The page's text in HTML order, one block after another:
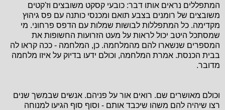
המתפללים נראים אותו דבר: כובעי קסקט משובצים וז'קטים
משובצים של רומנים בצבע תואם ומכנסי כותנה עם פס גיהוץ
מקדימה. כל המתפללות לבושות שמלות עם הדפס פרחוני. מי
שמסתכל היטב יכול לראות על מעט הזרועות החשופות את
המספרים שנשארו להם מהמלחמה. כן, המלחמה - ככה קראו לה
בבית הכנסת. אמרת המלחמה, וכולם ידעו בדיוק על איזו מלחמה
מדובר.
וכולם מאושרים שם. רואים אור על פניהם. אנשים שבמשך שנים
רצו שיהיה להם משהו שיכבד אותם - וסוף סוף הגיעו למנוחה